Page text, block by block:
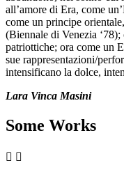
all’amore di Era, come
come un principe
(Biennale di Venezia
patriottiche; ora come un
sue rappresentazioni/
intensificano la dolce,
Lara Vinca Masini
Some Works
 